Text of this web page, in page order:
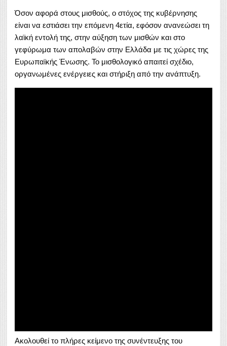
Όσον αφορά στους μισθούς, ο στόχος της κυβέρνησης
είναι να εστιάσει την επόμενη 4ετία, εφόσον ανανεώσει τη
λαϊκή εντολή της, στην αύξηση των μισθών και στο
γεφύρωμα των απολαβών στην Ελλάδα με τις χώρες της
Ευρωπαϊκής Ένωσης. Το μισθολογικό απαιτεί σχέδιο,
οργανωμένες ενέργειες και στήριξη από την ανάπτυξη.
Ακολουθεί το πλήρες κείμενο της συνέντευξης του